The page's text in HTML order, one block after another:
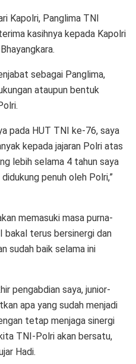
Kapolri, Panglima TNI
kasihnya kepada Kapolri
sebagai Panglima,
ataupun bentuk
pada HUT TNI ke-76, saya
kepada jajaran Polri atas
lebih selama 4 tahun saya
penuh oleh Polri,”
memasuki masa purna-
bakal terus bersinergi dan
sudah baik selama ini
pengabdian saya, junior-
apa yang sudah menjadi
tetap menjaga sinergi
TNI-Polri akan bersatu,
Hadi.